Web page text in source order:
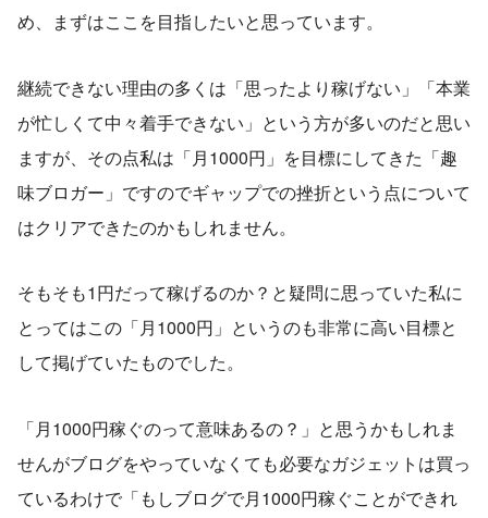
め、まずはここを目指したいと思っています。
継続できない理由の多くは「思ったより稼げない」「本業
が忙しくて中々着手できない」という方が多いのだと思い
ますが、その点私は「月1000円」を目標にしてきた「趣
味ブロガー」ですのでギャップでの挫折という点について
はクリアできたのかもしれません。
そもそも1円だって稼げるのか？と疑問に思っていた私に
とってはこの「月1000円」というのも非常に高い目標と
して掲げていたものでした。
「月1000円稼ぐのって意味あるの？」と思うかもしれま
せんがブログをやっていなくても必要なガジェットは買っ
ているわけで「もしブログで月1000円稼ぐことができれ